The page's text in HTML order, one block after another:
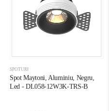
SPOTURI
Spot Maytoni, Aluminiu, Negru,
Led - DL058-12W3K-TRS-B